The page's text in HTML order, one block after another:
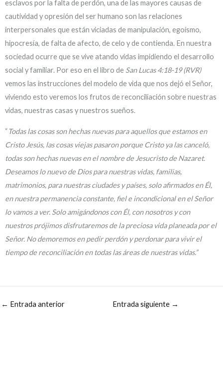
esclavos por la falta de perdón, una de las mayores causas de
cautividad y opresión del ser humano son las relaciones
interpersonales que están viciadas de manipulación, egoísmo,
hipocresía, de falta de afecto, de celo y de contienda. En nuestra
sociedad ocurre que se vive atando vidas impidiendo el desarrollo
social y familiar. Por eso en el libro de San Lucas 4:18-19 (RVR)
vemos las instrucciones del modelo de vida que nos dejó el Señor,
viviendo esto veremos los frutos de reconciliación sobre nuestras
vidas, nuestras casas y nuestros sueños.
“Todas las cosas son hechas nuevas para aquellos que estamos en
Cristo Jesús, las cosas viejas pasaron porque Cristo ya las canceló,
todas son hechas nuevas en el nombre de Jesucristo de Nazaret.
Deseamos lo nuevo de Dios para nuestras vidas, familias,
matrimonios, para nuestras ciudades y países, solo afirmados en Él,
en nuestra permanencia constante, fiel e incondicional en el Señor
lo vamos a ver. Solo amigándonos con Él, con nosotros y con
nuestros prójimos disfrutaremos de la preciosa vida planeada por el
Señor. No demoremos en pedir perdón y perdonar para vivir el
tiempo de reconciliación en todas las áreas de nuestras vidas.”
← Entrada anterior Entrada siguiente →